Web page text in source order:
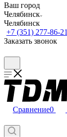
Ваш город
Челябинск
Челябинск
+7 (351) 277-86-21
Заказать звонок
Сравнение0